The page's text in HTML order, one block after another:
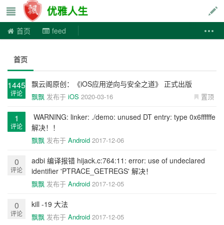
首页 feed
首页
1445
评论
飘云阁原创：《iOS应用逆向与安全之道》 正式出版
置顶
飘飘 发布于 iOS 2020-03-16
1
评论
​ WARNING: linker: ./demo: unused DT entry: type 0x6ffffffe
解决！！
飘飘 发布于 Android 2017-12-06
0
评论
adbi 编译报错 hijack.c:764:11: error: use of undeclared
identifier 'PTRACE_GETREGS' 解决！
飘飘 发布于 Android 2017-12-05
0
评论
kill -19 大法
飘飘 发布于 Android 2017-12-05